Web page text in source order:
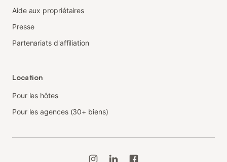
Aide aux propriétaires
Presse
Partenariats d'affiliation
Location
Pour les hôtes
Pour les agences (30+ biens)